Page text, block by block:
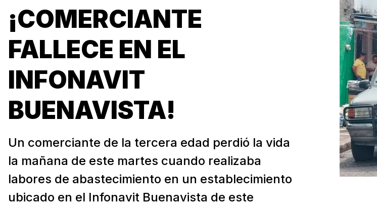
¡COMERCIANTE
FALLECE EN EL
INFONAVIT
BUENAVISTA!
Un comerciante de la tercera edad perdió la vida
la mañana de este martes cuando realizaba
labores de abastecimiento en un establecimiento
ubicado en el Infonavit Buenavista de este